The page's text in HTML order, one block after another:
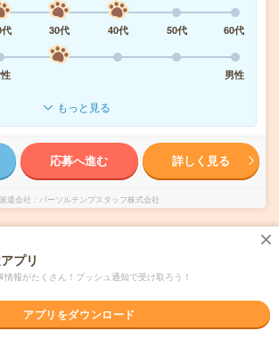
30代 40代 50代
60代
男性
もっと見る
応募へ進む 詳しく見る
派遣会社 パーソルテンプスタッフ株式会社
07
ジュアルOK！＞大手カード会
！
プリ
情報がたくさん！プッシュ通知で受け取ろう！
アプリをダウンロード